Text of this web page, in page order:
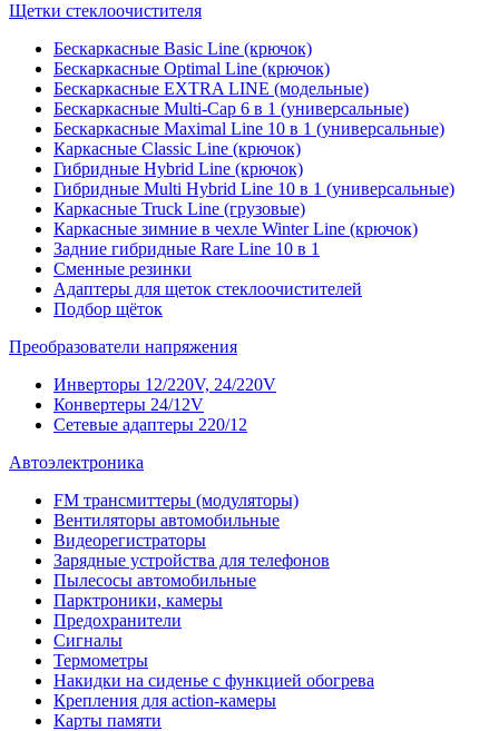
Щетки стеклоочистителя
Бескаркасные Basic Line (крючок)
Бескаркасные Optimal Line (крючок)
Бескаркасные EXTRA LINE (модельные)
Бескаркасные Multi-Cap 6 в 1 (универсальные)
Бескаркасные Maximal Line 10 в 1 (универсальные)
Каркасные Classic Line (крючок)
Гибридные Hybrid Line (крючок)
Гибридные Multi Hybrid Line 10 в 1 (универсальные)
Каркасные Truck Line (грузовые)
Каркасные зимние в чехле Winter Line (крючок)
Задние гибридные Rare Line 10 в 1
Сменные резинки
Адаптеры для щеток стеклоочистителей
Подбор щёток
Преобразователи напряжения
Инверторы 12/220V, 24/220V
Конвертеры 24/12V
Сетевые адаптеры 220/12
Автоэлектроника
FM трансмиттеры (модуляторы)
Вентиляторы автомобильные
Видеорегистраторы
Зарядные устройства для телефонов
Пылесосы автомобильные
Парктроники, камеры
Предохранители
Сигналы
Термометры
Накидки на сиденье с функцией обогрева
Крепления для action-камеры
Карты памяти